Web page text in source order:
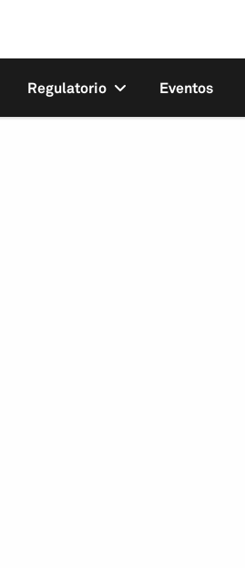
Regulatorio Eventos